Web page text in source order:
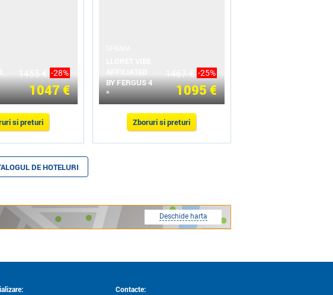
1455 € -28%
1047 €
si preturi
BY FERGUS 4
*
1467 € -25%
1095 €
Zboruri si preturi
DE HOTELURI
Deschide harta
Contacte: